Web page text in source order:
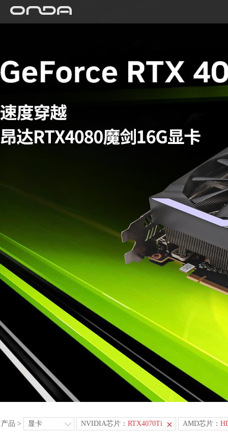
产品 > 显卡 NVIDIA芯片： RTX4070Ti AMD芯片：